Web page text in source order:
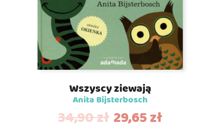
Wszyscy ziewają
Anita Bijsterbosch
34,90zł 29,65zł